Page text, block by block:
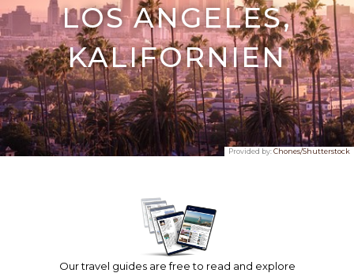
LOS ANGELES,
KALIFORNIEN
Provided by:Chones/Shutterstock
Our travel guides are free to read and explore